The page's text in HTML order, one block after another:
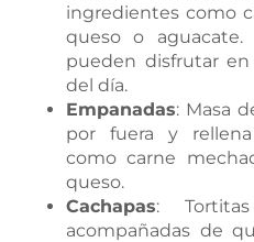
ingredientes como
queso o
pueden disfrutar
del día.
Empanadas: Masa
por fuera y
como carne
queso.
Cachapas:
acompañadas de